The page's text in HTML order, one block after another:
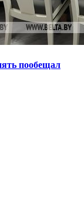
пообещал